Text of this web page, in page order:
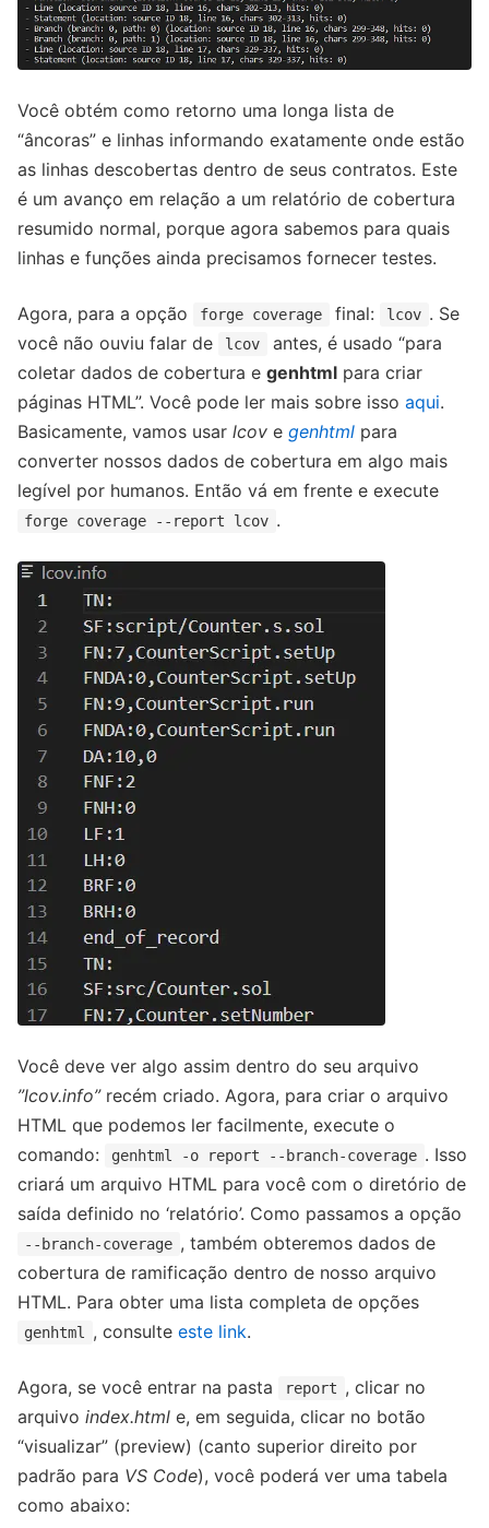
Você obtém como retorno uma longa lista de
“âncoras” e linhas informando exatamente onde estão
as linhas descobertas dentro de seus contratos. Este
é um avanço em relação a um relatório de cobertura
resumido normal, porque agora sabemos para quais
linhas e funções ainda precisamos fornecer testes.
Agora, para a opção forge coverage final: lcov . Se
você não ouviu falar de
lcov
antes, é usado “para
coletar dados de cobertura e genhtml para criar
páginas HTML”. Você pode ler mais sobre isso aqui.
Basicamente, vamos usar lcov e genhtml para
converter nossos dados de cobertura em algo mais
legível por humanos. Então vá em frente e execute
forge coverage --report lcov .
Você deve ver algo assim dentro do seu arquivo
”lcov.info”recém criado. Agora, para criar o arquivo
HTML que podemos ler facilmente, execute o
comando:
genhtml -o report --branch-coverage . Isso
criará um arquivo HTML para você com o diretório de
saída definido no ‘relatório’. Como passamos a opção
--branch-coverage , também obteremos dados de
cobertura de ramificação dentro de nosso arquivo
HTML. Para obter uma lista completa de opções
genhtml , consulte este link.
Agora, se você entrar na pasta report , clicar no
arquivo index.html e, em seguida, clicar no botão
“visualizar” (preview) (canto superior direito por
padrão para VS Code), você poderá ver uma tabela
como abaixo: